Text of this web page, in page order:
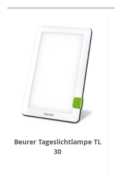
Beurer Tageslichtlampe TL
30